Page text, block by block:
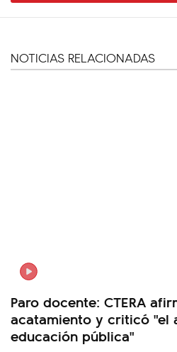
NOTICIAS RELACIONADAS
Paro docente: CTERA
acatamiento y criticó "el
educación pública"